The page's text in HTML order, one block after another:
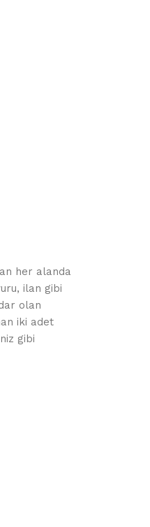
her alanda
ilan gibi
olan
iki adet
gibi